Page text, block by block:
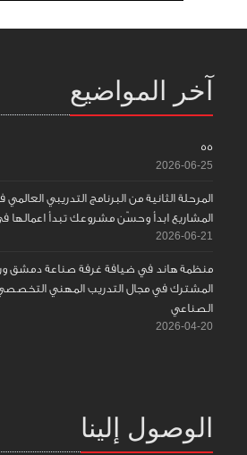
آخر المواضيع
55
2026-06-25
المرحلة الثانية من البرنامج التدريبي العالمي
المشاريع ابدأ وحسّن مشروعك تبدأ اعمالها
2026-06-21
منظمة هاند في ضيافة غرفة صناعة دمشق
المشترك في مجال التدريب المهني
الصناعي
2026-04-20
الوصول إلينا